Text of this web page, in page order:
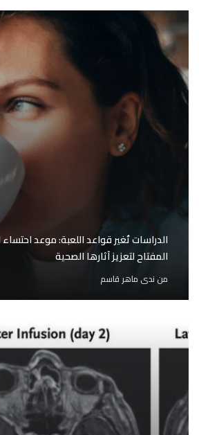
الدراسات تُغير قواعد اللعبة: موعد
المفتاح لتعزيز آثارها الصحية
من ندى ماهر قاسم